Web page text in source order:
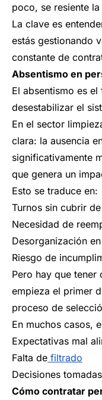
poco, se resiente
La clave es
estás gestionando
constante de
Absentismo en
El absentismo es
desestabilizar el
En el sector
clara: la ausencia
significativamente
que genera un
Esto se traduce en:
Turnos sin cubrir
Necesidad de
Desorganización
Riesgo de
Pero hay que tener
empieza el primer
proceso de
En muchos casos,
Expectativas mal
Falta de filtrado
Decisiones
Cómo contratar